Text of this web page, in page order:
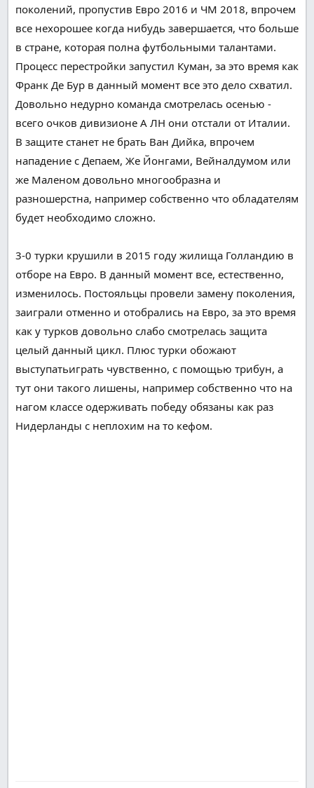
поколений, пропустив Евро 2016 и ЧМ 2018, впрочем
все нехорошее когда нибудь завершается, что больше
в стране, которая полна футбольными талантами.
Процесс перестройки запустил Куман, за это время как
Франк Де Бур в данный момент все это дело схватил.
Довольно недурно команда смотрелась осенью -
всего очков дивизионе А ЛН они отстали от Италии.
В защите станет не брать Ван Дийка, впрочем
нападение с Депаем, Же Йонгами, Вейналдумом или
же Маленом довольно многообразна и
разношерстна, например собственно что обладателям
будет необходимо сложно.
3-0 турки крушили в 2015 году жилища Голландию в
отборе на Евро. В данный момент все, естественно,
изменилось. Постояльцы провели замену поколения,
заиграли отменно и отобрались на Евро, за это время
как у турков довольно слабо смотрелась защита
целый данный цикл. Плюс турки обожают
выступатьиграть чувственно, с помощью трибун, а
тут они такого лишены, например собственно что на
нагом классе одерживать победу обязаны как раз
Нидерланды с неплохим на то кефом.